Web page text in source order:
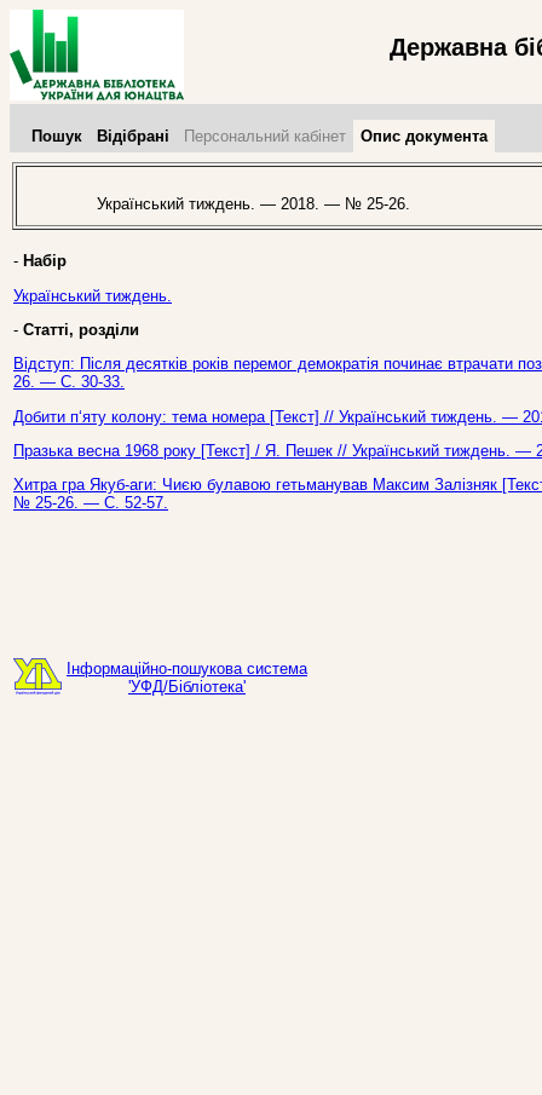
Державна
Пошук Відібрані Персональний кабінет Опис документа
Український тиждень. — 2018. — № 25-26.
- Набір
Український тиждень.
- Статті, розділи
Відступ: Після десятків років перемог демократія починає
26. — С. 30-33.
Добити п‘яту колону: тема номера [Текст] // Український тиждень.
Празька весна 1968 року [Текст] / Я. Пешек // Український
Хитра гра Якуб-аги: Чиєю булавою гетьманував Максим Залізняк
№ 25-26. — С. 52-57.
Інформаційно-пошукова система
'УФД/Бібліотека'